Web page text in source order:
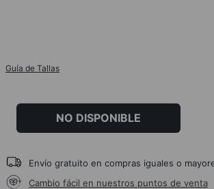
Guía de Tallas
NO DISPONIBLE
Envío gratuito en compras iguales o
Cambio fácil en nuestros puntos de venta